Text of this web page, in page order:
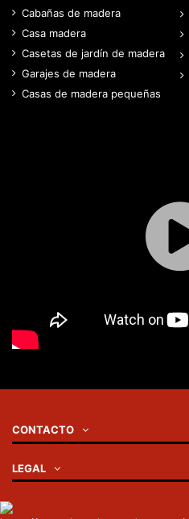
Cabañas de madera
Casa madera
Casetas de jardín de madera
Garajes de madera
Casas de madera pequeñas
CONTACTO
LEGAL